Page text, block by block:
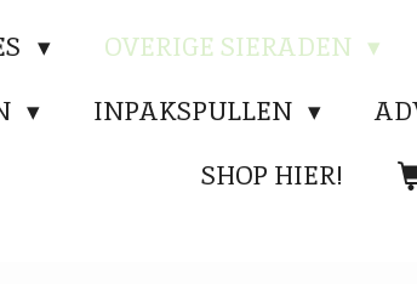
OVERIGE SIERADEN
INPAKSPULLEN
SHOP HIER!